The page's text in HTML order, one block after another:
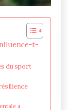
t-
du sport
à